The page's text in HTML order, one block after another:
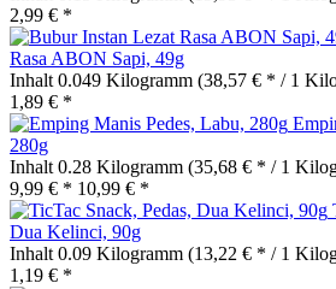
2,99 € *
Rasa ABON Sapi, 49g
Inhalt 0.049 Kilogramm (38,57 € * / 1
1,89 € *
280g
Inhalt 0.28 Kilogramm (35,68 € * / 1
9,99 € * 10,99 € *
Dua Kelinci, 90g
Inhalt 0.09 Kilogramm (13,22 € * / 1
1,19 € *